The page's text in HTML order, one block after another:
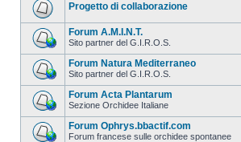
Progetto di collaborazione
Forum A.M.I.N.T.
Sito partner del G.I.R.O.S.
Forum Natura Mediterraneo
Sito partner del G.I.R.O.S.
Forum Acta Plantarum
Sezione Orchidee Italiane
Forum Ophrys.bbactif.com
Forum francese sulle orchidee spontanee